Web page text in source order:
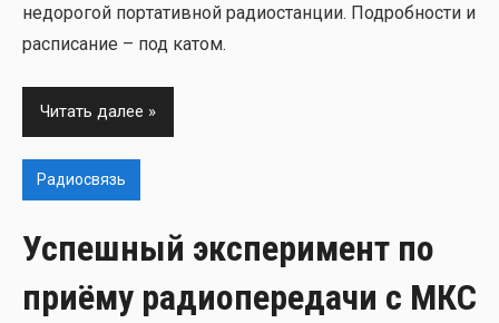
недо­ро­гой пор­та­тив­ной радио­стан­ции. Подроб­но­сти и
рас­пи­са­ние – под катом.
Читать далее
Радиосвязь
Успешный эксперимент по
приёму радиопередачи с МКС